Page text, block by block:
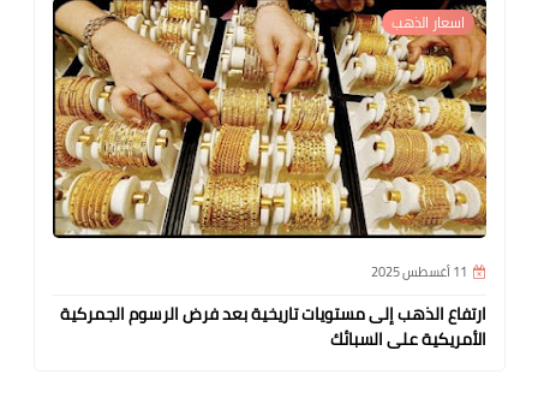
اسعار الذهب
11 أغسطس 2025
ارتفاع الذهب إلى مستويات تاريخية بعد فرض الرسوم الجمركية
الأمريكية على السبائك